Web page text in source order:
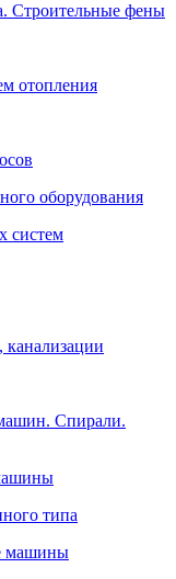
Строительные фены
отопления
оборудования
систем
канализации
Спирали.
типа
машины